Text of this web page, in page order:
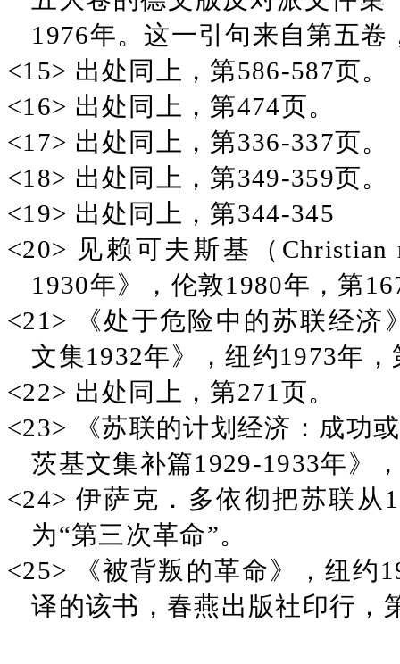
1976年。这一引句来自第五卷
<15> 出处同上，第586-587页。
<16> 出处同上，第474页。
<17> 出处同上，第336-337页。
<18> 出处同上，第349-359页。
<19> 出处同上，第344-345
<20> 见赖可夫斯基（
1930年》，伦敦1980年，第
<21> 《处于危险中的苏联经济
文集1932年》，纽约1973年
<22> 出处同上，第271页。
<23> 《苏联的计划经济：成功
茨基文集补篇1929-1933年》
<24> 伊萨克．多依彻把苏联从
为“第三次革命”。
<25> 《被背叛的革命》，纽约
译的该书，春燕出版社印行，